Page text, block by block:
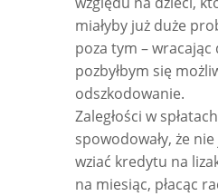
miałyby już duże
poza tym – wracając
pozbyłbym się
odszkodowanie.
Zaległości w
spowodowały, że
wziać kredytu na
na miesiąc, płacąc